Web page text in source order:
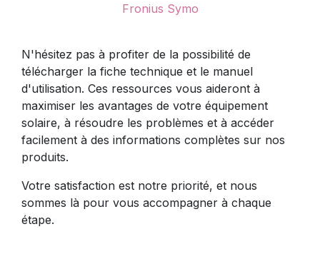
Fronius Symo
N'hésitez pas à profiter de la possibilité de
télécharger la fiche technique et le manuel
d'utilisation. Ces ressources vous aideront à
maximiser les avantages de votre équipement
solaire, à résoudre les problèmes et à accéder
facilement à des informations complètes sur nos
produits.
Votre satisfaction est notre priorité, et nous
sommes là pour vous accompagner à chaque
étape.